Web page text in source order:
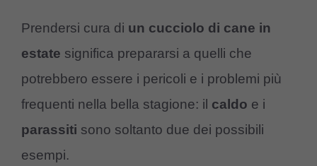
Prendersi cura di un cucciolo di cane in
estate significa prepararsi a quelli che
potrebbero essere i pericoli e i problemi più
frequenti nella bella stagione: il caldo e i
parassiti sono soltanto due dei possibili
esempi.